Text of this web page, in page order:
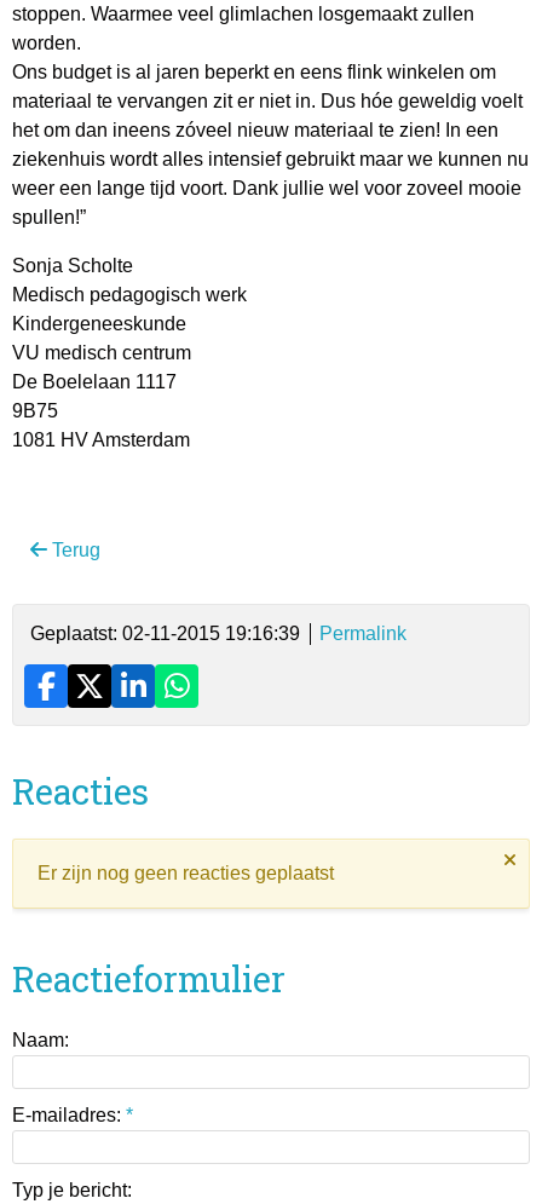
stoppen. Waarmee veel glimlachen losgemaakt zullen
worden.
Ons budget is al jaren beperkt en eens flink winkelen om
materiaal te vervangen zit er niet in. Dus hóe geweldig voelt
het om dan ineens zóveel nieuw materiaal te zien! In een
ziekenhuis wordt alles intensief gebruikt maar we kunnen nu
weer een lange tijd voort. Dank jullie wel voor zoveel mooie
spullen!”
Sonja Scholte
Medisch pedagogisch werk
Kindergeneeskunde
VU medisch centrum
De Boelelaan 1117
9B75
1081 HV Amsterdam
Terug
Geplaatst: 02-11-2015 19:16:39 Permalink
Reacties
Er zijn nog geen reacties geplaatst
Reactieformulier
Naam:
E-mailadres: *
Typ je bericht: